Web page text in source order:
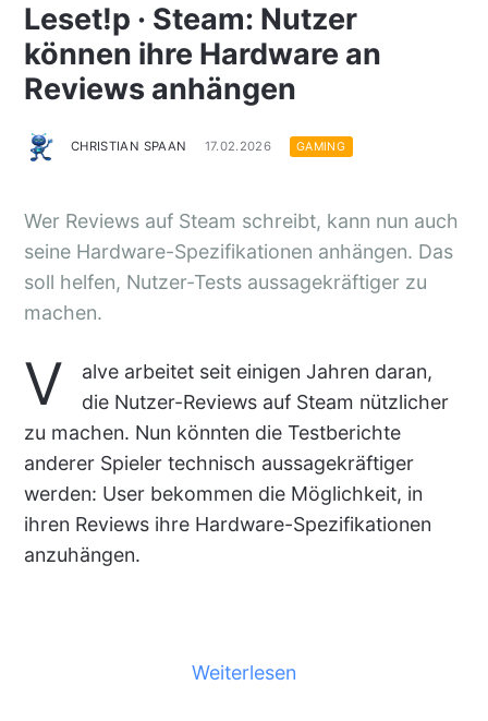
Leset!p · Steam: Nutzer
können ihre Hardware an
Reviews anhängen
CHRISTIAN SPAAN 17.02.2026 GAMING
Wer Reviews auf Steam schreibt, kann nun auch
seine Hardware-Spezifikationen anhängen. Das
soll helfen, Nutzer-Tests aussagekräftiger zu
machen.
V
alve arbeitet seit einigen Jahren daran,
die Nutzer-Reviews auf Steam nützlicher
zu machen. Nun könnten die Testberichte
anderer Spieler technisch aussagekräftiger
werden: User bekommen die Möglichkeit, in
ihren Reviews ihre Hardware-Spezifikationen
anzuhängen.
Weiterlesen